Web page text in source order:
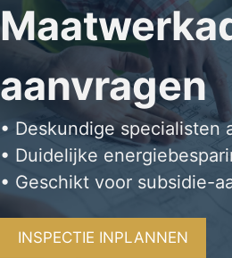
aanvragen
• Deskundige specialisten
• Duidelijke
• Geschikt voor subsidie-
INSPECTIE INPLANNEN